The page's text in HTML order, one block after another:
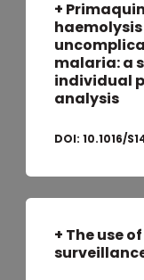
+
malaria: a
individual
analysis
DOI:10.1016/
+ The use